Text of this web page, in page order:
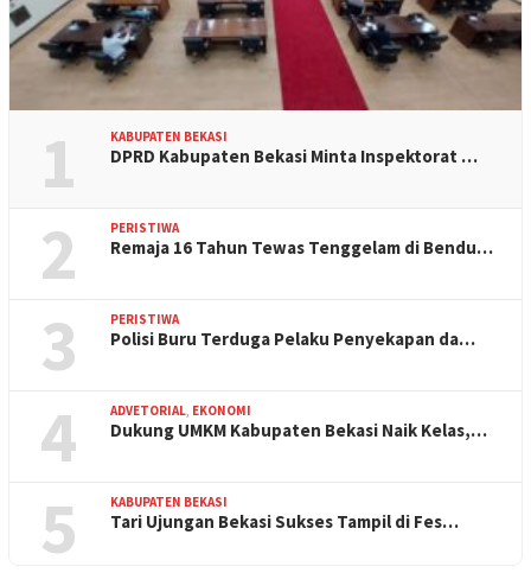
1 KABUPATEN BEKASI
DPRD Kabupaten Bekasi Minta Inspektorat …
2 PERISTIWA
Remaja 16 Tahun Tewas Tenggelam di Bendu…
3 PERISTIWA
Polisi Buru Terduga Pelaku Penyekapan da…
4 ADVETORIAL, EKONOMI
Dukung UMKM Kabupaten Bekasi Naik Kelas,…
5 KABUPATEN BEKASI
Tari Ujungan Bekasi Sukses Tampil di Fes…